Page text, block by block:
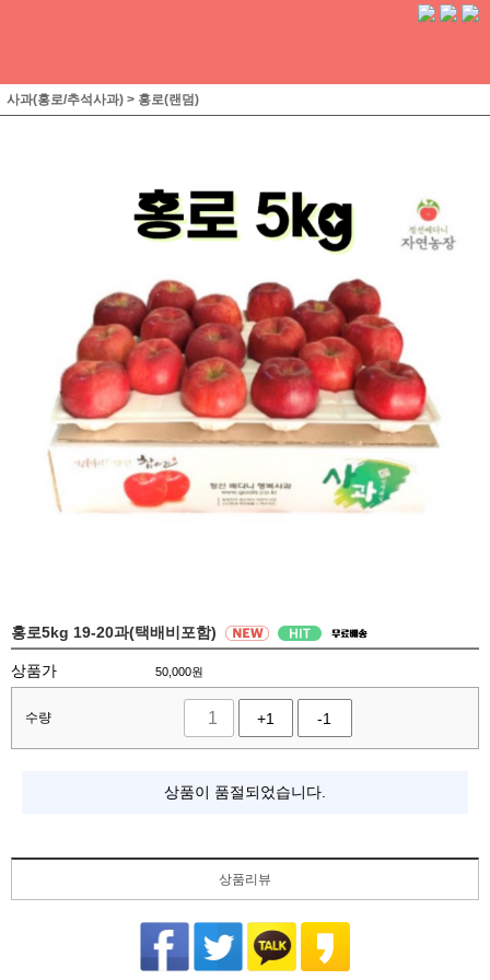
사과(홍로/추석사과) > 홍로(랜덤)
홍로5kg 19-20과(택배비포함)
상품가 50,000원
수량 +1 -1
상품이 품절되었습니다.
상품리뷰